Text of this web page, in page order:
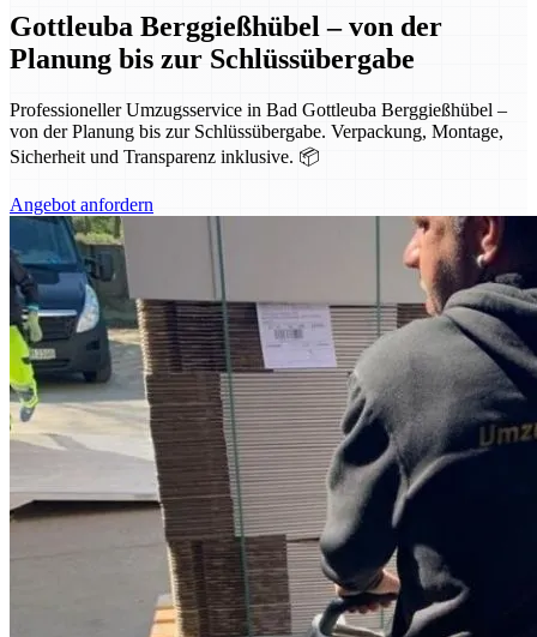
Gottleuba Berggießhübel – von der
Planung bis zur Schlüssübergabe
Professioneller Umzugsservice in Bad Gottleuba Berggießhübel –
von der Planung bis zur Schlüssübergabe. Verpackung, Montage,
Sicherheit und Transparenz inklusive. 📦
Angebot anfordern